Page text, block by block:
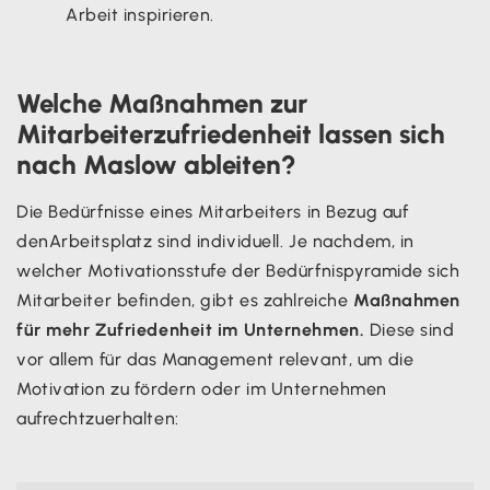
Arbeit inspirieren.
Welche Maßnahmen zur
Mitarbeiterzufriedenheit lassen sich
nach Maslow ableiten?
Die Bedürfnisse eines Mitarbeiters in Bezug auf
denArbeitsplatz sind individuell. Je nachdem, in
welcher Motivationsstufe der Bedürfnispyramide sich
Mitarbeiter befinden, gibt es zahlreiche Maßnahmen
für mehr Zufriedenheit im Unternehmen. Diese sind
vor allem für das Management relevant, um die
Motivation zu fördern oder im Unternehmen
aufrechtzuerhalten: